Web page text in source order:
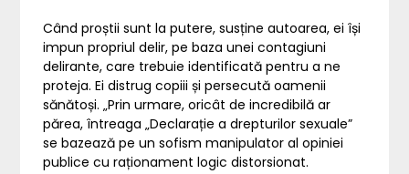
Când proștii sunt la putere, susține autoarea, ei își
impun propriul delir, pe baza unei contagiuni
delirante, care trebuie identificată pentru a ne
proteja. Ei distrug copiii și persecută oamenii
sănătoși. „Prin urmare, oricât de incredibilă ar
părea, întreaga „Declarație a drepturilor sexuale”
se bazează pe un sofism manipulator al opiniei
publice cu raționament logic distorsionat.